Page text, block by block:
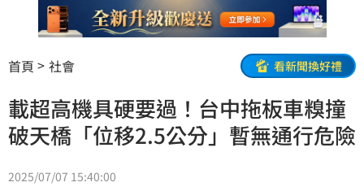
首頁 社會 看新聞換好禮
載超高機具硬要過！台中拖板車糗撞
破天橋「位移2.5公分」暫無通行危險
2025/07/07 15:40:00